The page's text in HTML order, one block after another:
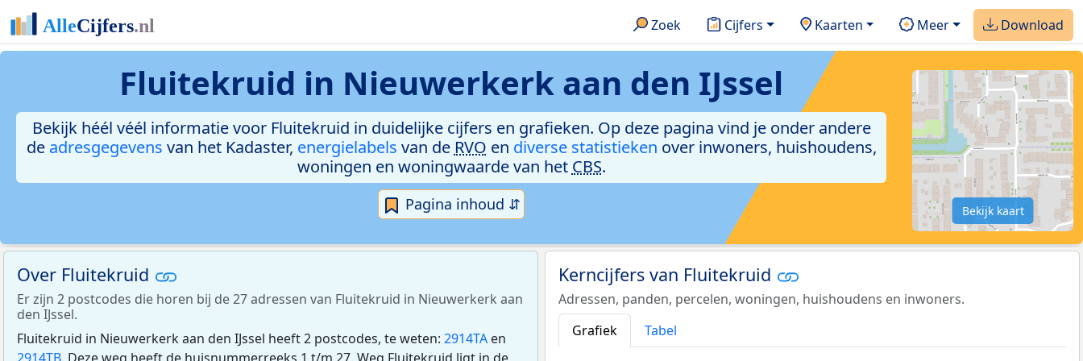
Zoek Cijfers Kaarten Meer Download
Fluitekruid in Nieuwerkerk aan den IJssel
Bekijk héél véél informatie voor Fluitekruid in duidelijke cijfers en grafieken. Op deze pagina vind je onder andere
de adresgegevens van het Kadaster, energielabels van de RVO en diverse statistieken over inwoners, huishoudens,
woningen en woningwaarde van het CBS.
Pagina inhoud ⇵ Bekijk kaart
Over Fluitekruid
Er zijn 2 postcodes die horen bij de 27 adressen van Fluitekruid in Nieuwerkerk aan
den IJssel.
Fluitekruid in Nieuwerkerk aan den IJssel heeft 2 postcodes, te weten: 2914TA en
Kerncijfers van Fluitekruid
Adressen, panden, percelen, woningen, huishoudens en inwoners.
Grafiek
Tabel